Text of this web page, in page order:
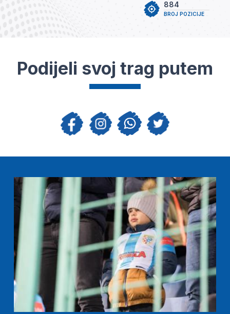
BROJ POZICIJE
884
Podijeli svoj trag putem